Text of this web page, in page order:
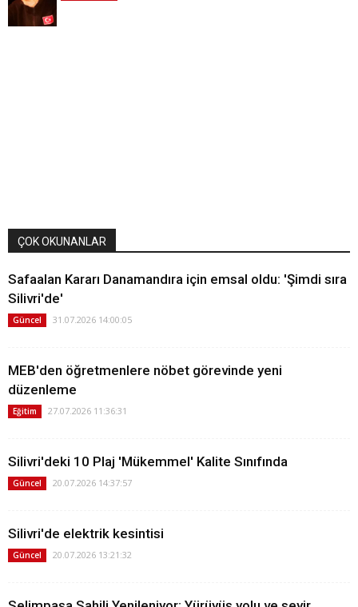
ÇOK OKUNANLAR
Safaalan Kararı Danamandıra için emsal oldu: 'Şimdi sıra
Silivri'de'
Güncel 31.07.2026 14:00:05
MEB'den öğretmenlere nöbet görevinde yeni
düzenleme
Eğitim 27.07.2026 11:36:31
Silivri'deki 10 Plaj 'Mükemmel' Kalite Sınıfında
Güncel 20.07.2026 14:37:57
Silivri'de elektrik kesintisi
Güncel 20.07.2026 13:21:32